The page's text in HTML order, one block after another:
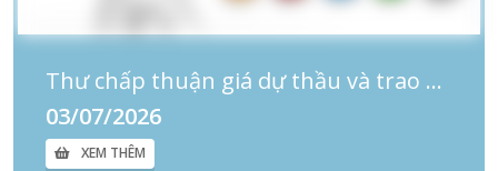
Thư chấp thuận giá dự thầu và trao hợp đồng Gói thầu “Dịch vụ bảo trì 02 năm (bảo trì thông thường) cho hệ thống máy chụp cộng hưởng từ Magnetom Avanto 1,5 Tesla bao gồm Chiller tại Bệnh viện Phụ sản - Nhi Đà Nẵng (Cơ sở 2)
03/07/2026
XEM THÊM